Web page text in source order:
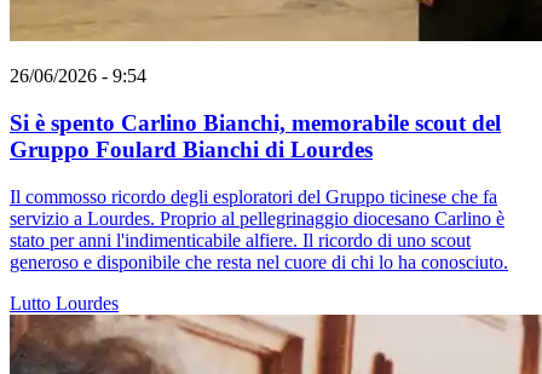
26/06/2026 - 9:54
Si è spento Carlino Bianchi, memorabile scout del
Gruppo Foulard Bianchi di Lourdes
Il commosso ricordo degli esploratori del Gruppo ticinese che fa
servizio a Lourdes. Proprio al pellegrinaggio diocesano Carlino è
stato per anni l'indimenticabile alfiere. Il ricordo di uno scout
generoso e disponibile che resta nel cuore di chi lo ha conosciuto.
Lutto Lourdes